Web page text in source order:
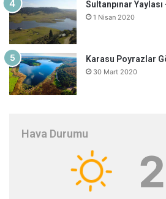
Sultanpınar
1 Nisan 2020
Karasu Poyrazlar
30 Mart 2020
Hava Durumu